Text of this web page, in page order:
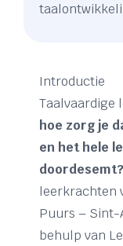
Introductie
Taalvaardige
hoe zorg je
en het hele
doordesemt?
leerkrachten
Puurs – Sint-
behulp van